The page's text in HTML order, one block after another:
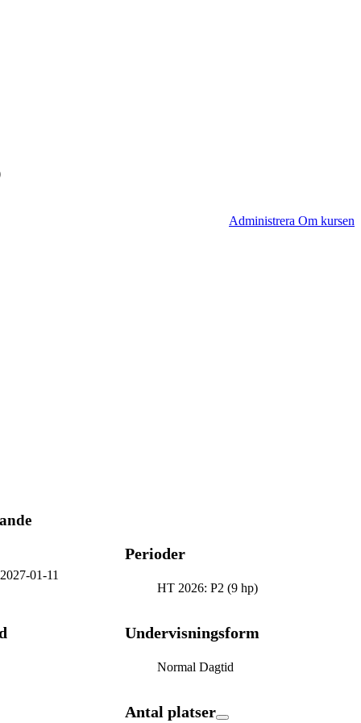
Administrera Om kursen
2027-01-11
Perioder
HT 2026: P2 (9 hp)
Undervisningsform
Normal Dagtid
Antal platser